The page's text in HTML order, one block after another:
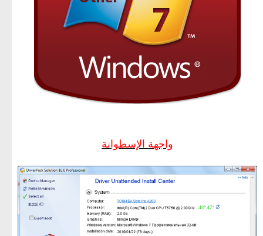
واجهة الإسطوانة